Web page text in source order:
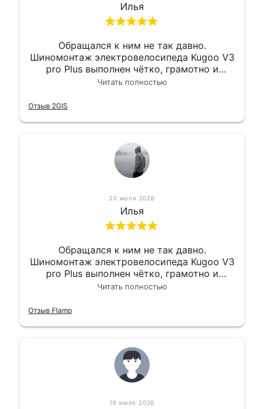
Илья
Обращался к ним не так давно.
Шиномонтаж электровелосипеда Kugoo V3
pro Plus выполнен чётко, грамотно и
квалифицированно. Всё сделано
Читать полностью
Отзыв 2GIS
20 июля 2026
Илья
Обращался к ним не так давно.
Шиномонтаж электровелосипеда Kugoo V3
pro Plus выполнен чётко, грамотно и
квалифицированно. Всё сделано
Читать полностью
Отзыв Flamp
16 июля 2026